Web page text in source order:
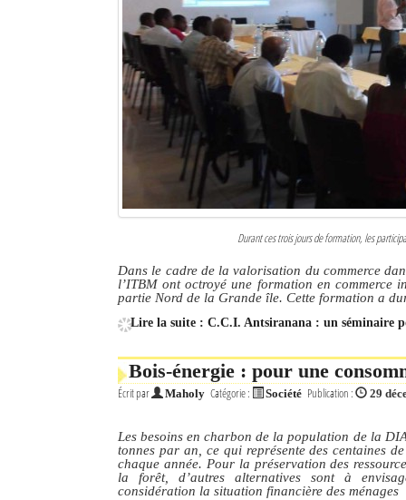
Durant ces trois jours de formation, les
Dans le cadre de la valorisation du commerce
l’ITBM ont octroyé une formation en commerce
partie Nord de la Grande île. Cette formation a
Lire la suite : C.C.I. Antsiranana : un séminaire
Bois-énergie : pour une
Écrit par Maholy Catégorie : Société Publication : 29
Les besoins en charbon de la population de la
tonnes par an, ce qui représente des centaines
chaque année. Pour la préservation des
la forêt, d’autres alternatives sont à
considération la situation financière des ménages